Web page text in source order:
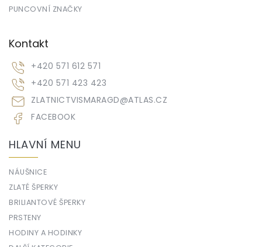
PUNCOVNÍ ZNAČKY
Kontakt
ZLATNICTVISMARAGD@ATLAS.CZ
+420 571 612 571
+420 571 423 423
FACEBOOK
HLAVNÍ MENU
NÁUŠNICE
ZLATÉ ŠPERKY
BRILIANTOVÉ ŠPERKY
PRSTENY
HODINY A HODINKY